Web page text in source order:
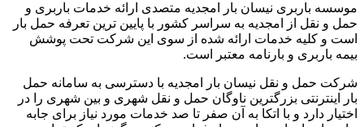
موسسه باربری نیسان بار امجدیه متصدی ارائه خدمات باربری و
حمل و نقل از امجدیه به سراسر کشور با پایین ترین تعرفه حمل بار
است و کلیه خدمات ارائه شده از سوی این شرکت تحت پوشش
بیمه باربری و بارنامه معتبر است.
شرکت حمل و نقل نیسان بار امجدیه با دسترسی به سامانه حمل
بار اینترنتی بزرگترین ناوگان حمل و نقل شهری و بین شهری را در
اختیار دارد و با اتکا به آن صفر تا صد خدمات مورد نیاز برای جابه